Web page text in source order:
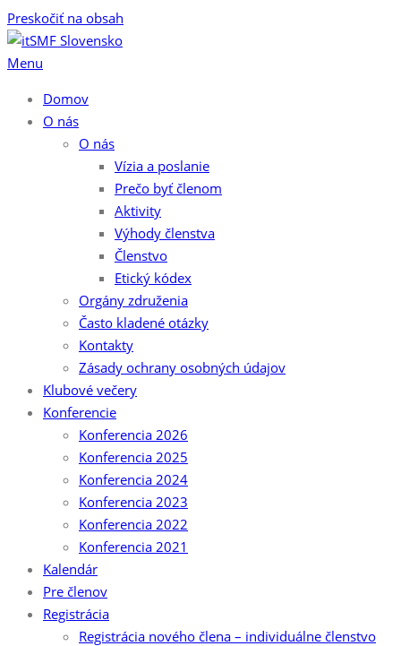
Preskočiť na obsah
Menu
Domov
O nás
O nás
Vízia a poslanie
Prečo byť členom
Aktivity
Výhody členstva
Členstvo
Etický kódex
Orgány združenia
Často kladené otázky
Kontakty
Zásady ochrany osobných údajov
Klubové večery
Konferencie
Konferencia 2026
Konferencia 2025
Konferencia 2024
Konferencia 2023
Konferencia 2022
Konferencia 2021
Kalendár
Pre členov
Registrácia
Registrácia nového člena – individuálne členstvo